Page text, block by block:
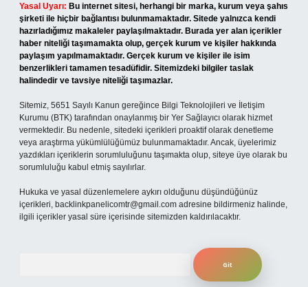
Yasal Uyarı: Bu internet sitesi, herhangi bir marka, kurum veya şahıs
şirketi ile hiçbir bağlantısı bulunmamaktadır. Sitede yalnızca kendi
hazırladığımız makaleler paylaşılmaktadır. Burada yer alan içerikler
haber niteliği taşımamakta olup, gerçek kurum ve kişiler hakkında
paylaşım yapılmamaktadır. Gerçek kurum ve kişiler ile isim
benzerlikleri tamamen tesadüfidir. Sitemizdeki bilgiler taslak
halindedir ve tavsiye niteliği taşımazlar.
Sitemiz, 5651 Sayılı Kanun gereğince Bilgi Teknolojileri ve İletişim
Kurumu (BTK) tarafından onaylanmış bir Yer Sağlayıcı olarak hizmet
vermektedir. Bu nedenle, sitedeki içerikleri proaktif olarak denetleme
veya araştırma yükümlülüğümüz bulunmamaktadır. Ancak, üyelerimiz
yazdıkları içeriklerin sorumluluğunu taşımakta olup, siteye üye olarak bu
sorumluluğu kabul etmiş sayılırlar.
Hukuka ve yasal düzenlemelere aykırı olduğunu düşündüğünüz
içerikleri, backlinkpanelicomtr@gmail.com adresine bildirmeniz halinde,
ilgili içerikler yasal süre içerisinde sitemizden kaldırılacaktır.